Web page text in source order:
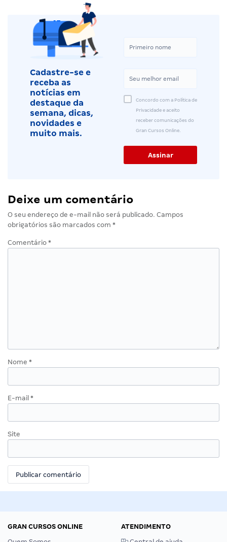
Cadastre-se e
receba as
notícias em
destaque da
semana, dicas,
novidades e
muito mais.
Concordo com a Política de
Privacidade e aceito
receber comunicações do
Gran Cursos Online.
Deixe um comentário
O seu endereço de e-mail não será publicado. Campos
obrigatórios são marcados com *
Comentário *
Nome *
E-mail *
Site
GRAN CURSOS ONLINE
ATENDIMENTO